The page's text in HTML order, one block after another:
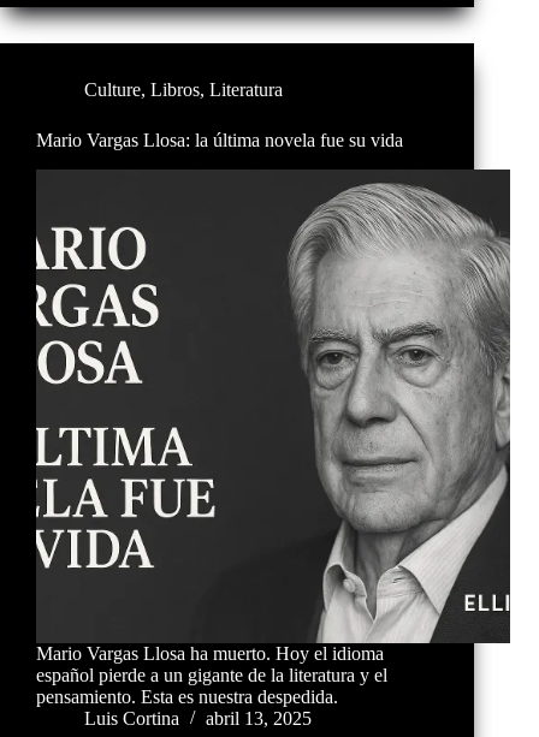
Culture, Libros, Literatura
Mario Vargas Llosa: la última novela fue su vida
Mario Vargas Llosa ha muerto. Hoy el idioma
español pierde a un gigante de la literatura y el
pensamiento. Esta es nuestra despedida.
Luis Cortina
abril 13, 2025